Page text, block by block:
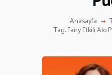
Anasayfa
Tag: Fairy Etkili Alo
ANNE-ÇOCUK
KÜLTÜR SANAT
İLETIŞIM